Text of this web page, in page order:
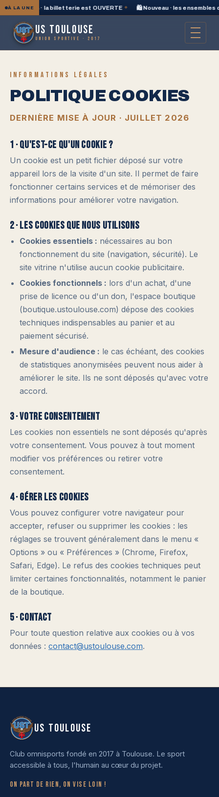
À LA UNE · la billetterie est OUVERTE ◆ 🛍️ Nouveau · les ensembles
US TOULOUSE
UNION SPORTIVE · 2017
INFORMATIONS LÉGALES
POLITIQUE COOKIES
DERNIÈRE MISE À JOUR · JUILLET 2026
1 · Qu'est-ce qu'un cookie ?
Un cookie est un petit fichier déposé sur votre
appareil lors de la visite d'un site. Il permet de faire
fonctionner certains services et de mémoriser des
informations pour améliorer votre navigation.
2 · Les cookies que nous utilisons
Cookies essentiels : nécessaires au bon
fonctionnement du site (navigation, sécurité). Le
site vitrine n'utilise aucun cookie publicitaire.
Cookies fonctionnels : lors d'un achat, d'une
prise de licence ou d'un don, l'espace boutique
(boutique.ustoulouse.com) dépose des cookies
techniques indispensables au panier et au
paiement sécurisé.
Mesure d'audience : le cas échéant, des cookies
de statistiques anonymisées peuvent nous aider à
améliorer le site. Ils ne sont déposés qu'avec votre
accord.
3 · Votre consentement
Les cookies non essentiels ne sont déposés qu'après
votre consentement. Vous pouvez à tout moment
modifier vos préférences ou retirer votre
consentement.
4 · Gérer les cookies
Vous pouvez configurer votre navigateur pour
accepter, refuser ou supprimer les cookies : les
réglages se trouvent généralement dans le menu «
Options » ou « Préférences » (Chrome, Firefox,
Safari, Edge). Le refus des cookies techniques peut
limiter certaines fonctionnalités, notamment le panier
de la boutique.
5 · Contact
Pour toute question relative aux cookies ou à vos
données : contact@ustoulouse.com.
US TOULOUSE
Club omnisports fondé en 2017 à Toulouse. Le sport
accessible à tous, l'humain au cœur du projet.
On part de rien, on vise loin !